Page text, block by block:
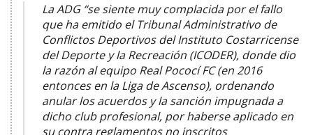
La ADG “se siente muy complacida por el fallo
que ha emitido el Tribunal Administrativo de
Conflictos Deportivos del Instituto Costarricense
del Deporte y la Recreación (ICODER), donde dio
la razón al equipo Real Pococí FC (en 2016
entonces en la Liga de Ascenso), ordenando
anular los acuerdos y la sanción impugnada a
dicho club profesional, por haberse aplicado en
su contra reglamentos no inscritos